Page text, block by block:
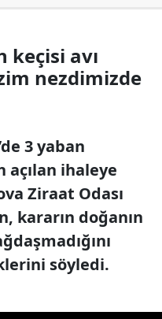
keçisi avı
nezdimizde
3 yaban
açılan ihaleye
Ziraat Odası
kararın doğanın
söyledi.